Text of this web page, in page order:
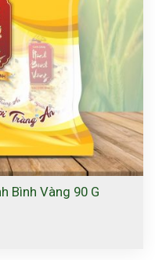
Bình Vàng 90 G